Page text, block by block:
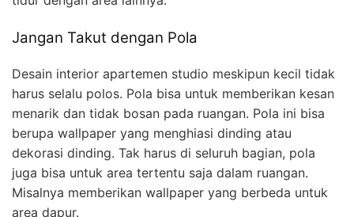
Jangan Takut dengan Pola
Desain interior apartemen studio meskipun kecil tidak
harus selalu polos. Pola bisa untuk memberikan kesan
menarik dan tidak bosan pada ruangan. Pola ini bisa
berupa wallpaper yang menghiasi dinding atau
dekorasi dinding. Tak harus di seluruh bagian, pola
juga bisa untuk area tertentu saja dalam ruangan.
Misalnya memberikan wallpaper yang berbeda untuk
area dapur.